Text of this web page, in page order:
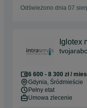
Odświeżono dnia 07
Iglotex
6 600 - 8 300 zł /
Gdynia, Śródmieście
Pełny etat
Umowa zlecenie